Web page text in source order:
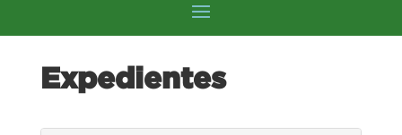
Expedientes